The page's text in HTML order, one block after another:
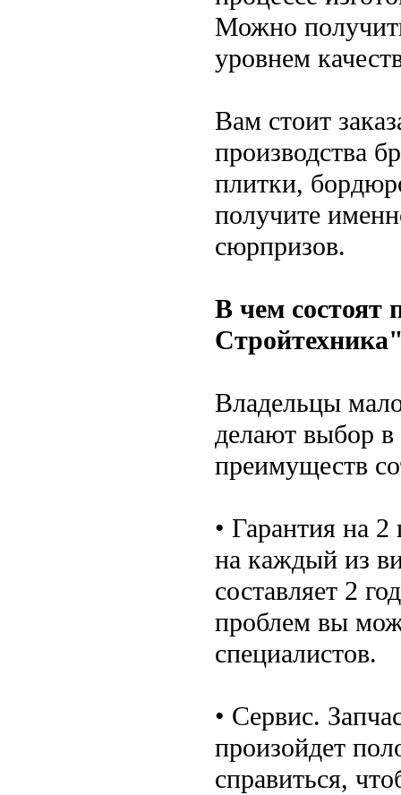
Можно
уровнем
Вам стоит
производства
плитки,
получите
сюрпризов.
В чем
Владельцы
делают выбор в
преимуществ
• Гарантия на
на каждый из
составляет 2
проблем вы
специалистов.
• Сервис.
произойдет
справиться,